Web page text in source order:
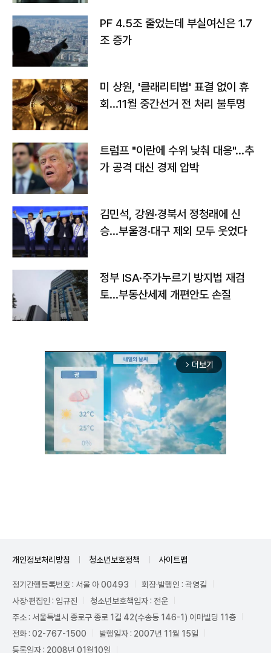
PF 4.5조 줄었는데 부실여신은 1.7
조 증가
미 상원, '클래리티법' 표결 없이 휴
회…11월 중간선거 전 처리 불투명
트럼프 "이란에 수위 낮춰 대응"…추
가 공격 대신 경제 압박
김민석, 강원·경북서 정청래에 신
승…부울경·대구 제외 모두 웃었다
정부 ISA·주가누르기 방지법 재검
토…부동산세제 개편안도 손질
arrow_forward_ios 더보기
개인정보처리방침 청소년보호정책 사이트맵
정기간행등록번호 : 서울 아 00493
회장·발행인 : 곽영길
사장·편집인 : 임규진
청소년보호책임자 : 전운
주소 : 서울특별시 종로구 종로 1길 42(수송동 146-1) 이마빌딩 11층
전화 : 02-767-1500
발행일자 : 2007년 11월 15일
등록일자 : 2008년 01월10일